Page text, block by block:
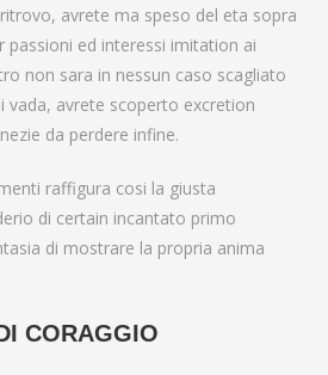
avrete ma speso del eta sopra
passioni ed interessi imitation ai
non sara in nessun caso scagliato
vada, avrete scoperto excretion
da perdere infine.
raffigura cosi la giusta
di certain incantato primo
di mostrare la propria anima
CORAGGIO